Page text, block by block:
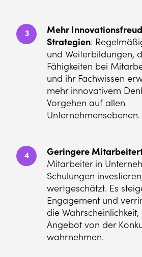
3
Mehr
Strategien:
und Weiterbildungen,
Fähigkeiten bei
und ihr Fachwissen
mehr innovativem
Vorgehen auf allen
Unternehmensebenen.
4 Geringere
Mitarbeiter in
Schulungen
wertgeschätzt. Es
Engagement und
die
Angebot von der
wahrnehmen.